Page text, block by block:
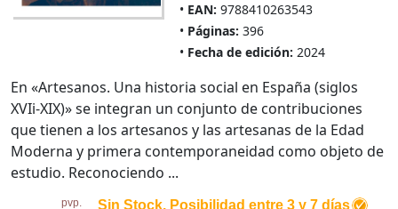
EAN: 9788410263543
Páginas: 396
Fecha de edición: 2024
pvp. Sin Stock. Posibilidad entre 3 y 7 días
En «Artesanos. Una historia social en España (siglos
XVIi-XIX)» se integran un conjunto de contribuciones
que tienen a los artesanos y las artesanas de la Edad
Moderna y primera contemporaneidad como objeto de
estudio. Reconociendo ...